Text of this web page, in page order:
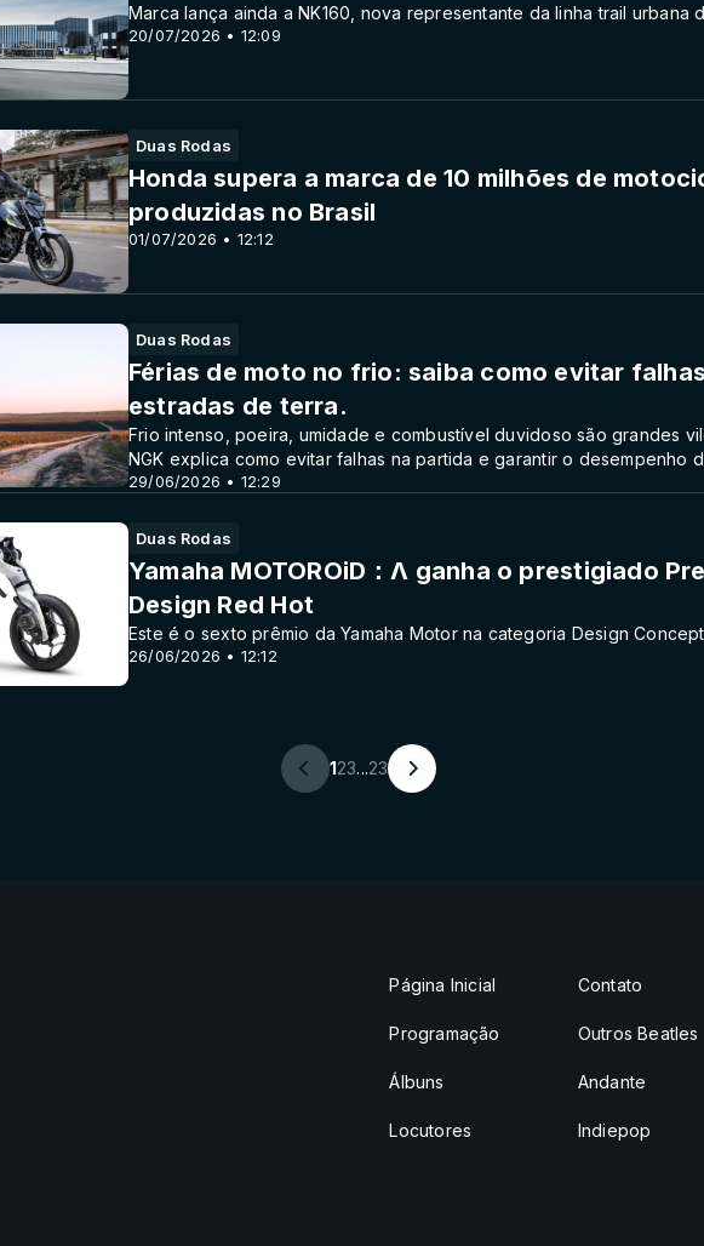
20/07/2026 • 12:09
Marca lança ainda a NK160, nova representante da linha trail urbana
Duas Rodas
01/07/2026 • 12:12
Honda supera a marca de 10 milhões de
produzidas no Brasil
Duas Rodas
29/06/2026 • 12:29
Férias de moto no frio: saiba como evitar
estradas de terra.
Frio intenso, poeira, umidade e combustível duvidoso são grandes
NGK explica como evitar falhas na partida e garantir o desempenho
Duas Rodas
26/06/2026 • 12:12
Yamaha MOTOROiD：Λ ganha o prestigiado
Design Red Hot
Este é o sexto prêmio da Yamaha Motor na categoria Design
123...23
Página Inicial
Programação
Álbuns
Locutores
Contato
Outros Beatles
Andante
Indiepop